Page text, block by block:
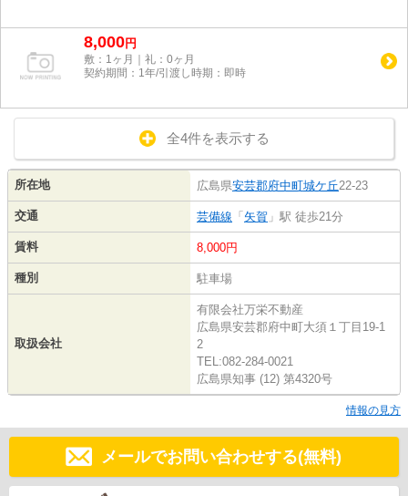
8,000円
敷：1ヶ月｜礼：0ヶ月
契約期間：1年/引渡し時期：即時
全4件を表示する
所在地 広島県安芸郡府中町城ケ丘22-23
交通 芸備線 「矢賀 」駅 徒歩21分
賃料 8,000円
種別 駐車場
取扱会社
有限会社万栄不動産
広島県安芸郡府中町大須１丁目19-1
2
TEL:082-284-0021
広島県知事 (12) 第4320号
情報の見方
メールでお問い合わせする(無料)